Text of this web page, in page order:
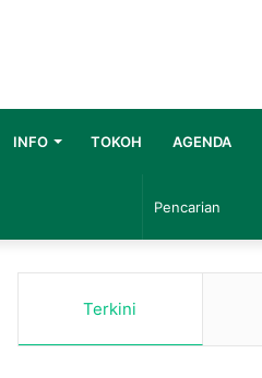
INFO TOKOH AGENDA
Terkini